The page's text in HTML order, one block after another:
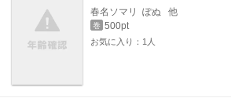
春名ソマリ ぽぬ 他
巻 500pt
お気に入り：1人